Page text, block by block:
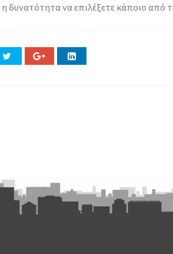
δυνατότητα να επιλέξετε κάποιο από